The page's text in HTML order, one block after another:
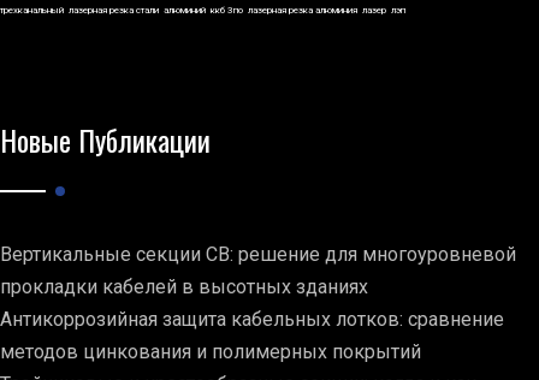
трехканальный лазерная резка стали алюминий ккб 3по лазерная резка алюминия лазер лэп
Новые Публикации
Вертикальные секции СВ: решение для многоуровневой
прокладки кабелей в высотных зданиях
Антикоррозийная защита кабельных лотков: сравнение
методов цинкования и полимерных покрытий